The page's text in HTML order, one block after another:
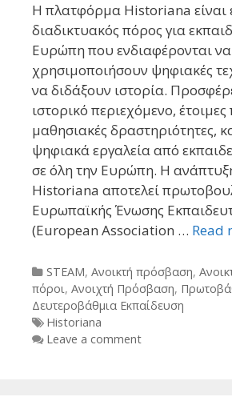
Η πλατφόρμα Historiana είναι
διαδικτυακός πόρος για
Ευρώπη που ενδιαφέρονται να
χρησιμοποιήσουν ψηφιακές
να διδάξουν ιστορία.
ιστορικό περιεχόμενο,
μαθησιακές δραστηριότητες,
ψηφιακά εργαλεία από
σε όλη την Ευρώπη. Η
Historiana αποτελεί
Ευρωπαϊκής Ένωσης
(European Association … Read
Categories
STEAM, Ανοικτή πρόσβαση,
πόροι, Ανοιχτή Πρόσβαση,
Δευτεροβάθμια Εκπαίδευση
Tags
Historiana
Leave a comment